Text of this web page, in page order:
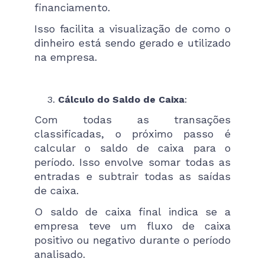
financiamento.
Isso facilita a visualização de como o
dinheiro está sendo gerado e utilizado
na empresa​.
Cálculo do Saldo de Caixa:
Com todas as transações
classificadas, o próximo passo é
calcular o saldo de caixa para o
período. Isso envolve somar todas as
entradas e subtrair todas as saídas
de caixa.
O saldo de caixa final indica se a
empresa teve um fluxo de caixa
positivo ou negativo durante o período
analisado​.